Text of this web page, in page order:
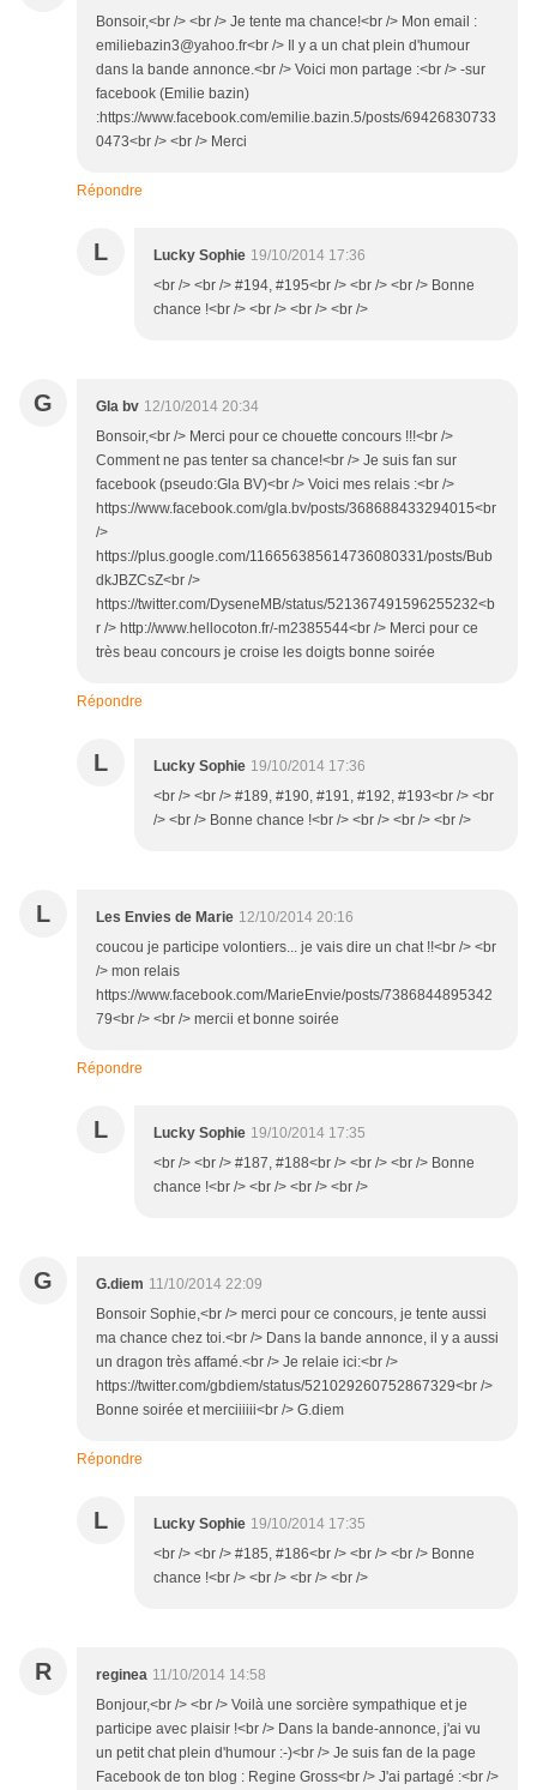
Bonsoir,<br /> <br /> Je tente ma chance!<br /> Mon email :
emiliebazin3@yahoo.fr<br /> Il y a un chat plein d'humour
dans la bande annonce.<br /> Voici mon partage :<br /> -sur
facebook (Emilie bazin)
:https://www.facebook.com/emilie.bazin.5/posts/69426830733
0473<br /> <br /> Merci
Répondre
L Lucky Sophie 19/10/2014 17:36
<br /> <br /> #194, #195<br /> <br /> <br /> Bonne
chance !<br /> <br /> <br /> <br />
G Gla bv 12/10/2014 20:34
Bonsoir,<br /> Merci pour ce chouette concours !!!<br />
Comment ne pas tenter sa chance!<br /> Je suis fan sur
facebook (pseudo:Gla BV)<br /> Voici mes relais :<br />
https://www.facebook.com/gla.bv/posts/368688433294015<br
/>
https://plus.google.com/116656385614736080331/posts/Bub
dkJBZCsZ<br />
https://twitter.com/DyseneMB/status/521367491596255232<b
r /> http://www.hellocoton.fr/-m2385544<br /> Merci pour ce
très beau concours je croise les doigts bonne soirée
Répondre
L Lucky Sophie 19/10/2014 17:36
<br /> <br /> #189, #190, #191, #192, #193<br /> <br
/> <br /> Bonne chance !<br /> <br /> <br /> <br />
L Les Envies de Marie 12/10/2014 20:16
coucou je participe volontiers... je vais dire un chat !!<br /> <br
/> mon relais
https://www.facebook.com/MarieEnvie/posts/7386844895342
79<br /> <br /> mercii et bonne soirée
Répondre
L Lucky Sophie 19/10/2014 17:35
<br /> <br /> #187, #188<br /> <br /> <br /> Bonne
chance !<br /> <br /> <br /> <br />
G G.diem 11/10/2014 22:09
Bonsoir Sophie,<br /> merci pour ce concours, je tente aussi
ma chance chez toi.<br /> Dans la bande annonce, il y a aussi
un dragon très affamé.<br /> Je relaie ici:<br />
https://twitter.com/gbdiem/status/521029260752867329<br />
Bonne soirée et merciiiiii<br /> G.diem
Répondre
L Lucky Sophie 19/10/2014 17:35
<br /> <br /> #185, #186<br /> <br /> <br /> Bonne
chance !<br /> <br /> <br /> <br />
R reginea 11/10/2014 14:58
Bonjour,<br /> <br /> Voilà une sorcière sympathique et je
participe avec plaisir !<br /> Dans la bande-annonce, j'ai vu
un petit chat plein d'humour :-)<br /> Je suis fan de la page
Facebook de ton blog : Regine Gross<br /> J'ai partagé :<br />